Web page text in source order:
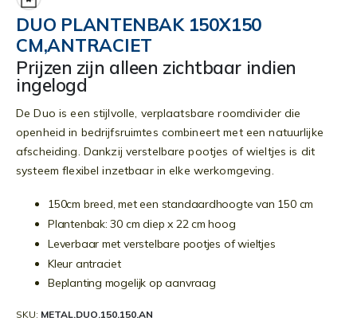
begin
van
de
afbeeldingen-
gallerij
DUO PLANTENBAK 150X150
CM,ANTRACIET
Prijzen zijn alleen zichtbaar indien
ingelogd
De Duo is een stijlvolle, verplaatsbare roomdivider die
openheid in bedrijfsruimtes combineert met een natuurlijke
afscheiding. Dankzij verstelbare pootjes of wieltjes is dit
systeem flexibel inzetbaar in elke werkomgeving.
150cm breed, met een standaardhoogte van 150 cm
Plantenbak: 30 cm diep x 22 cm hoog
Leverbaar met verstelbare pootjes of wieltjes
Kleur antraciet
Beplanting mogelijk op aanvraag
SKU METAL.DUO.150.150.AN